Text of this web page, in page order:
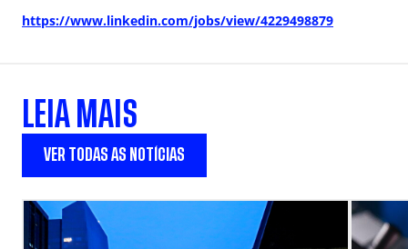
https://www.linkedin.com/jobs/view/4229498879
LEIA MAIS
VER TODAS AS NOTÍCIAS